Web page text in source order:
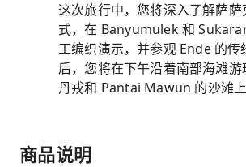
这次旅行中，您将深入了解萨萨
式，在 Banyumulek 和
工编织演示，并参观 Ende 的传
后，您将在下午沿着南部海滩游
丹戎和 Pantai Mawun 的沙滩上
商品说明